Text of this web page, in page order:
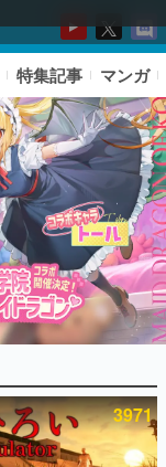
特集記事 マンガ
3971